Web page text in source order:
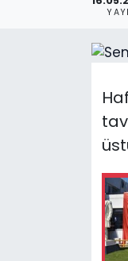
KKTC
Kültür
Magazin